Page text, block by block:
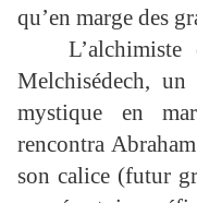
qu’en marge des
Melchisédech, un
mystique en
rencontra
son calice (futur